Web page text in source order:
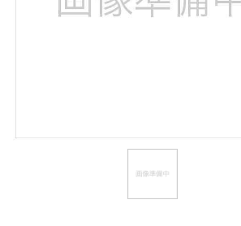
閲覧履歴